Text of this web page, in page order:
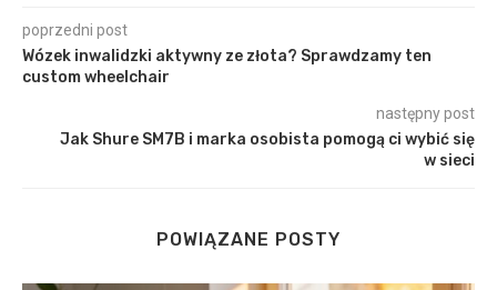
poprzedni post
Wózek inwalidzki aktywny ze złota? Sprawdzamy ten
custom wheelchair
następny post
Jak Shure SM7B i marka osobista pomogą ci wybić się
w sieci
POWIĄZANE POSTY